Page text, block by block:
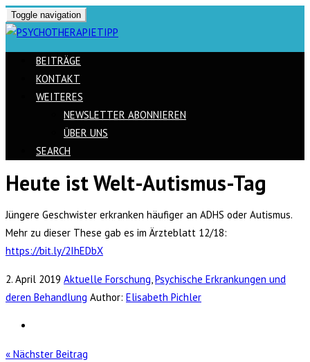
Toggle navigation
BEITRÄGE
KONTAKT
WEITERES
NEWSLETTER ABONNIEREN
ÜBER UNS
SEARCH
Skip
content
Heute ist Welt-Autismus-Tag
Jüngere Geschwister erkranken häufiger an ADHS oder Autismus.
Mehr zu dieser These gab es im Ärzteblatt 12/18:
https://bit.ly/2IhEDbX
2. April 2019 Aktuelle Forschung,Psychische Erkrankungen und
deren Behandlung Author: Elisabeth Pichler
« Nächster Beitrag